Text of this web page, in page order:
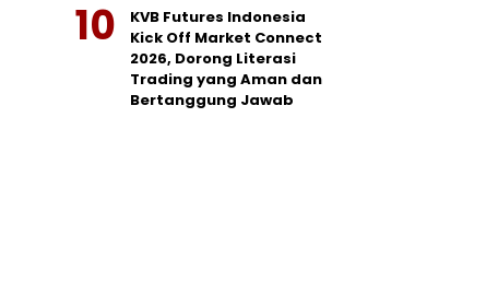
KVB Futures Indonesia
Kick Off Market Connect
2026, Dorong Literasi
Trading yang Aman dan
Bertanggung Jawab